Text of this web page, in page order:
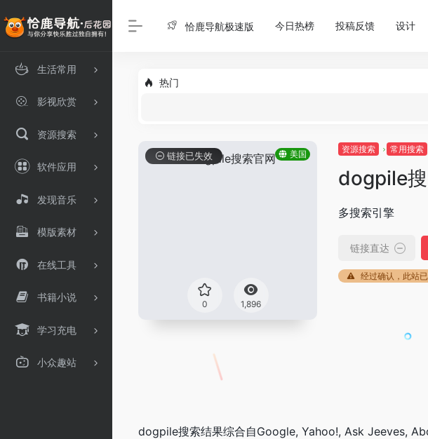
生活常用
影视欣赏
资源搜索
软件应用
发现音乐
模版素材
在线工具
书籍小说
学习充电
小众趣站
恰鹿导航极速版 今日热榜 投稿反馈 设计
热门
美国
0 1,896
链接已失效
资源搜索 常用搜索
dogpile
多搜索引擎
链接直达
经过确认，此站
dogpile搜索结果综合自Google, Yahoo!, Ask Jeeves,